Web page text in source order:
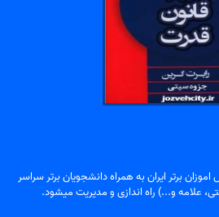
برتر ایران به همراه دانشجویان برتر سراسر
علامه و...) راه اندازی و مدیریت میشود.